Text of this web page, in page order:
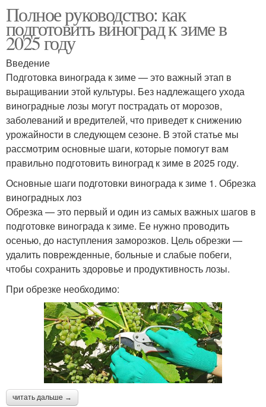
Полное руководство: как
подготовить виноград к зиме в
2025 году
Введение
Подготовка винограда к зиме — это важный этап в
выращивании этой культуры. Без надлежащего ухода
виноградные лозы могут пострадать от морозов,
заболеваний и вредителей, что приведет к снижению
урожайности в следующем сезоне. В этой статье мы
рассмотрим основные шаги, которые помогут вам
правильно подготовить виноград к зиме в 2025 году.
Основные шаги подготовки винограда к зиме 1. Обрезка
виноградных лоз
Обрезка — это первый и один из самых важных шагов в
подготовке винограда к зиме. Ее нужно проводить
осенью, до наступления заморозков. Цель обрезки —
удалить поврежденные, больные и слабые побеги,
чтобы сохранить здоровье и продуктивность лозы.
При обрезке необходимо:
читать дальше →